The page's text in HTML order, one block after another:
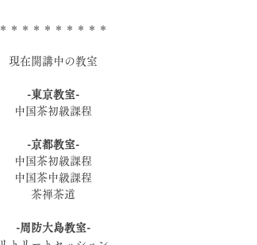
＊＊＊＊＊＊＊＊＊＊
現在開講中の教室
-東京教室-
中国茶初級課程
-京都教室-
中国茶初級課程
中国茶中級課程
茶禅茶道
-周防大島教室-